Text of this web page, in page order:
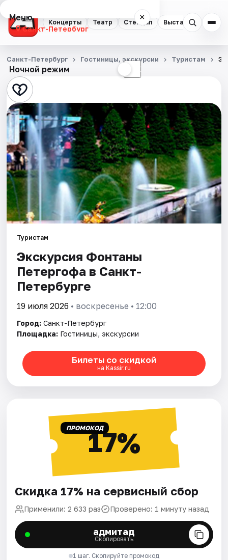
Концерты Театр Стендап Выставки
Меню ×
Санкт-Петербург
Концерты
Театр
Стендап
Выставки
Квесты
Экскурсии
Спорт
События
Города
Площадки
Артисты
Рейтинги
Ночной режим ☾
Санкт-Петербург Гостиницы, экскурсии Туристам
Туристам
Экскурсия Фонтаны
Петергофа в Санкт-
Петербурге
19 июля 2026 • воскресенье • 12:00
Город: Санкт-Петербург
Площадка: Гостиницы, экскурсии
Билеты со скидкой
на Kassir.ru
ПРОМОКОД17%
Скидка 17% на сервисный сбор
Применили: 2 633 раз Проверено: 1 минуту назад
адмитад
Скопировать
1 шаг. Скопируйте промокод